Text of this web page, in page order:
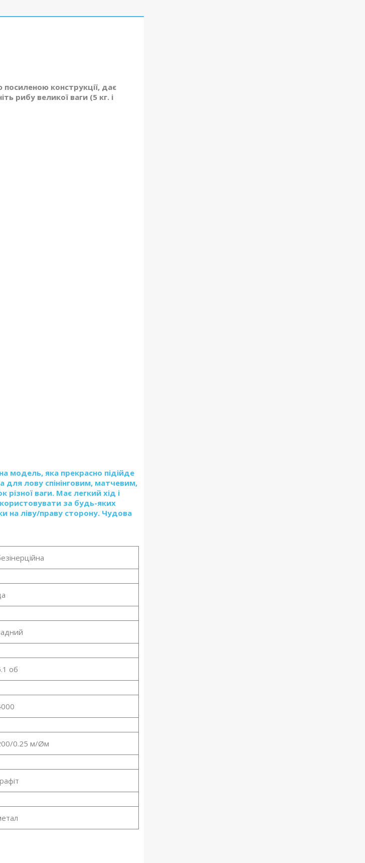
посиленою конструкції, дає
рибу великої ваги (5 кг. і
модель, яка прекрасно підійде
для лову спінінговим, матчевим,
ваги. Має легкий хід і
за будь-яких
на ліву/праву сторону. Чудова
об
0.25 м/Øм